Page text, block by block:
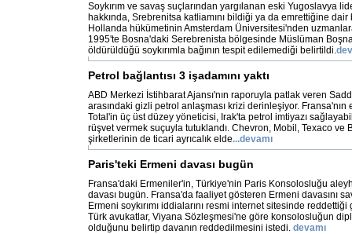
Soykırım ve savaş suçlarından yargılanan eski Yugoslavya
hakkında, Srebrenitsa katliamını bildiği ya da emrettiğine
Hollanda hükümetinin Amsterdam Üniversitesi'nden
1995'te Bosna'daki Serebrenista bölgesinde Müslüman
öldürüldüğü soykırımla bağının tespit edilemediği belirtildi.
Petrol bağlantısı 3 işadamını yaktı
ABD Merkezi İstihbarat Ajansı'nın raporuyla patlak veren
arasındaki gizli petrol anlaşması krizi derinleşiyor.
Total'in üç üst düzey yöneticisi, Irak'ta petrol imtiyazı
rüşvet vermek suçuyla tutuklandı. Chevron, Mobil, Texaco ve
şirketlerinin de ticari ayrıcalık elde...devamı
Paris'teki Ermeni davası bugün
Fransa'daki Ermeniler'in, Türkiye'nin Paris Konsolosluğu
davası bugün. Fransa'da faaliyet gösteren Ermeni davasını
Ermeni soykırımı iddialarını resmi internet sitesinde reddettiği
Türk avukatlar, Viyana Sözleşmesi'ne göre konsolosluğun
olduğunu belirtip davanın reddedilmesini istedi. devamı